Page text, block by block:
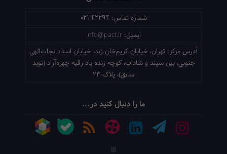
شماره تماس: 021 42294
ایمیل: info@pact.ir
آدرس مرکز: تهران، خیابان کریم‌خان زند، خیابان استاد نجات‌الهی
جنوبی، بین سپند و شاداب، کوچه زنده یاد رقیه چهره‌آزاد (نوید
سابق)، پلاک 23
ما را دنبال کنید در...